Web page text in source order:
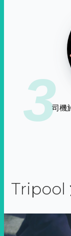
3司機
Tripool